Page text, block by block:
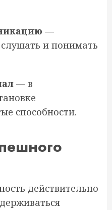
—
и понимать
— в
способности.
действительно